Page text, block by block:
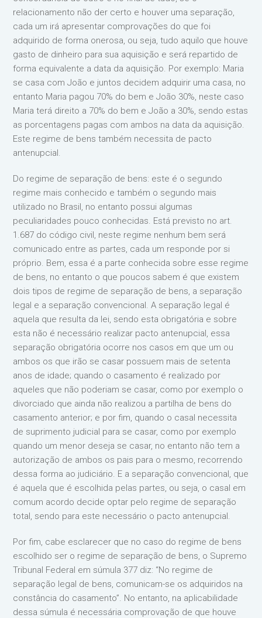
relacionamento não der certo e houver uma separação,
cada um irá apresentar comprovações do que foi
adquirido de forma onerosa, ou seja, tudo aquilo que houve
gasto de dinheiro para sua aquisição e será repartido de
forma equivalente a data da aquisição. Por exemplo: Maria
se casa com João e juntos decidem adquirir uma casa, no
entanto Maria pagou 70% do bem e João 30%, neste caso
Maria terá direito a 70% do bem e João a 30%, sendo estas
as porcentagens pagas com ambos na data da aquisição.
Este regime de bens também necessita de pacto
antenupcial.
Do regime de separação de bens: este é o segundo
regime mais conhecido e também o segundo mais
utilizado no Brasil, no entanto possui algumas
peculiaridades pouco conhecidas. Está previsto no art.
1.687 do código civil, neste regime nenhum bem será
comunicado entre as partes, cada um responde por si
próprio. Bem, essa é a parte conhecida sobre esse regime
de bens, no entanto o que poucos sabem é que existem
dois tipos de regime de separação de bens, a separação
legal e a separação convencional. A separação legal é
aquela que resulta da lei, sendo esta obrigatória e sobre
esta não é necessário realizar pacto antenupcial, essa
separação obrigatória ocorre nos casos em que um ou
ambos os que irão se casar possuem mais de setenta
anos de idade; quando o casamento é realizado por
aqueles que não poderiam se casar, como por exemplo o
divorciado que ainda não realizou a partilha de bens do
casamento anterior; e por fim, quando o casal necessita
de suprimento judicial para se casar, como por exemplo
quando um menor deseja se casar, no entanto não tem a
autorização de ambos os pais para o mesmo, recorrendo
dessa forma ao judiciário. E a separação convencional, que
é aquela que é escolhida pelas partes, ou seja, o casal em
comum acordo decide optar pelo regime de separação
total, sendo para este necessário o pacto antenupcial.
Por fim, cabe esclarecer que no caso do regime de bens
escolhido ser o regime de separação de bens, o Supremo
Tribunal Federal em súmula 377 diz: “No regime de
separação legal de bens, comunicam-se os adquiridos na
constância do casamento”. No entanto, na aplicabilidade
dessa súmula é necessária comprovação de que houve